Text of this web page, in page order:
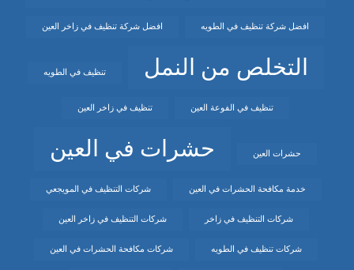
افضل شركة تنظيف في الطويه افضل شركة تنظيف في زاخر العين
التخلص من النمل تنظيف في الطويه
تنظيف في الفوعة العين تنظيف في زاخر العين
حشرات العين حشرات في العين
خدمة مكافحة الحشرات في العين شركات التنظيف في المويجعي
شركات التنظيف في زاخر شركات التنظيف في زاخر العين
شركات تنظيف في الطويه شركات مكافحة الحشرات في العين